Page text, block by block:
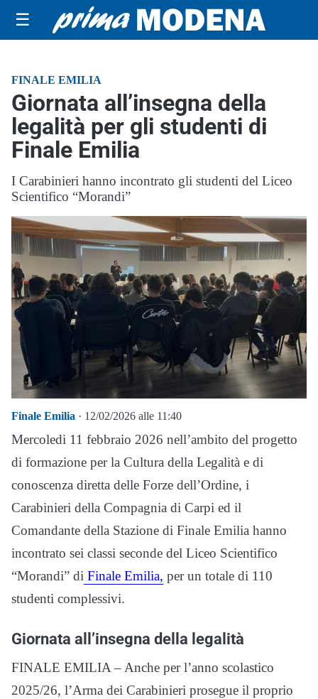
☰
FINALE EMILIA
Giornata all’insegna della
legalità per gli studenti di
Finale Emilia
I Carabinieri hanno incontrato gli studenti del Liceo
Scientifico “Morandi”
Finale Emilia · 12/02/2026 alle 11:40
Mercoledi 11 febbraio 2026 nell’ambito del progetto
di formazione per la Cultura della Legalità e di
conoscenza diretta delle Forze dell’Ordine, i
Carabinieri della Compagnia di Carpi ed il
Comandante della Stazione di Finale Emilia hanno
incontrato sei classi seconde del Liceo Scientifico
“Morandi” di Finale Emilia, per un totale di 110
studenti complessivi.
Giornata all’insegna della legalità
FINALE EMILIA – Anche per l’anno scolastico
2025/26, l’Arma dei Carabinieri prosegue il proprio